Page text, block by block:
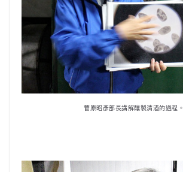
菅原昭彥部長講解釀製清酒的過程。